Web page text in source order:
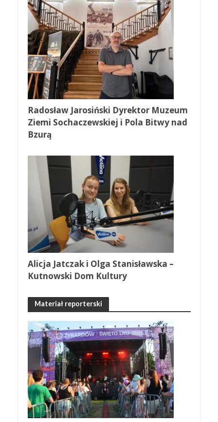
Radosław Jarosiński Dyrektor Muzeum
Ziemi Sochaczewskiej i Pola Bitwy nad
Bzurą
Alicja Jatczak i Olga Stanisławska –
Kutnowski Dom Kultury
Materiał reporterski